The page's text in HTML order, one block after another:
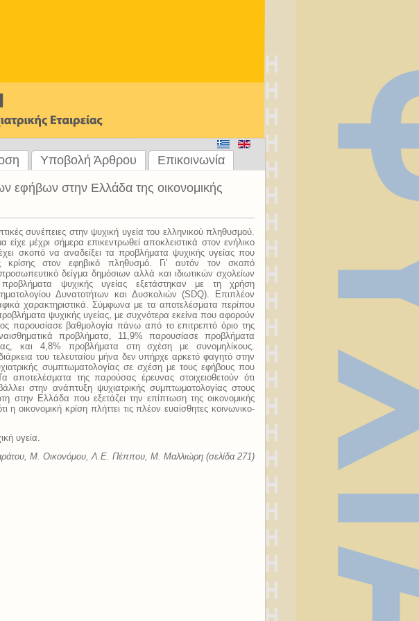
Υποβολή Άρθρου Επικοινωνία
εφήβων στην Ελλάδα της οικονομικής
συνέπειες στην ψυχική υγεία του ελληνικού πληθυσμού.
μέχρι σήμερα επικεντρωθεί αποκλειστικά στον ενήλικο
σκοπό να αναδείξει τα προβλήματα ψυχικής υγείας που
κρίσης στον εφηβικό πληθυσμό. Γι’ αυτόν τον σκοπό
δείγμα δημόσιων αλλά και ιδιωτικών σχολείων
ψυχικής υγείας εξετάστηκαν με τη χρήση
Δυνατοτήτων και Δυσκολιών (SDQ). Επιπλέον
χαρακτηριστικά. Σύμφωνα με τα αποτελέσματα περίπου
ψυχικής υγείας, με συχνότερα εκείνα που αφορούν
παρουσίασε βαθμολογία πάνω από το επιτρεπτό όριο της
προβλήματα, 11,9% παρουσίασε προβλήματα
και 4,8% προβλήματα στη σχέση με συνομηλίκους.
του τελευταίου μήνα δεν υπήρχε αρκετό φαγητό στην
συμπτωματολογίας σε σχέση με τους εφήβους που
της παρούσας έρευνας στοιχειοθετούν ότι
στην ανάπτυξη ψυχιατρικής συμπτωματολογίας στους
στην Ελλάδα που εξετάζει την επίπτωση της οικονομικής
η οικονομική κρίση πλήττει τις πλέον ευαίσθητες κοινωνικο-
υγεία.
M. Οικονόμου, Λ.E. Πέππου, M. Mαλλιώρη (σελίδα 271)